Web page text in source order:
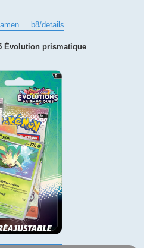
... b8/details
Évolution prismatique